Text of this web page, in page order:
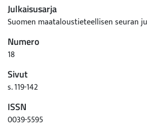
Julkaisusarja
Suomen maataloustieteellisen seuran
Numero
18
Sivut
s. 119-142
ISSN
0039-5595